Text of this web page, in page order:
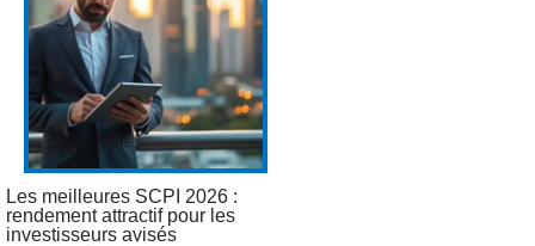
Les meilleures SCPI 2026 :
rendement attractif pour les
investisseurs avisés